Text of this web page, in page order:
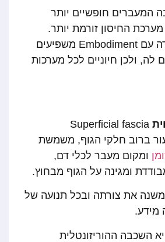
המעברים חופשיים יותר
החיסון זורמת יותר.
תנועה, חום ועבודה עם Embodiment משפיעים
לה, ולכן חיוניים לכל מערכות
Superficial fascia
ברוב חלקי הגוף, משמשת
ומקום מעבר לכלי דם,
ומגינה על הגוף מבחוץ.
את צורתה ובכל תנועה של
מידע.
השכבה ההוריזונטלית